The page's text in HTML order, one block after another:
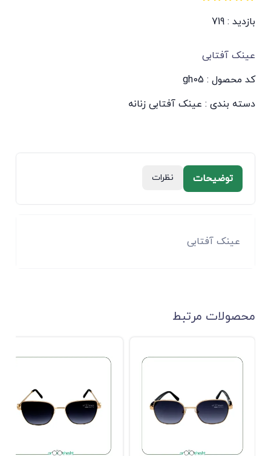
بازدید : 719
عینک آفتابی
کد محصول : gh05
دسته بندی : عینک آفتابی زنانه
توضیحات نظرات
عینک آفتابی
محصولات مرتبط